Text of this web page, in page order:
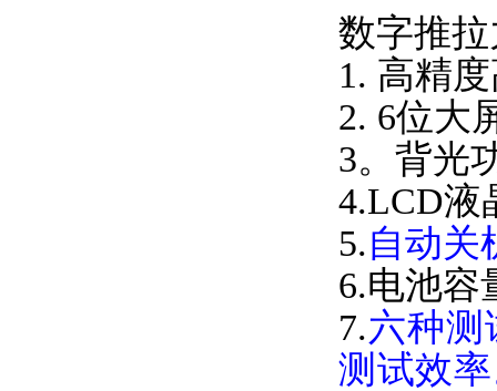
数字推
1. 高精
2. 6位大
3。背光
4.LCD液
5.自动关
6.电池容
7.六种
测试效